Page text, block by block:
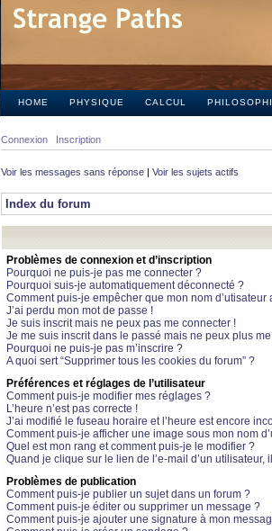
HOME PHYSIQUE CALCUL
Connexion Inscription
Voir les messages sans réponse | Voir les sujets actifs
Index du forum
Problèmes de connexion et d’inscription
Pourquoi ne puis-je pas me connecter ?
Pourquoi suis-je automatiquement déconnecté ?
Comment puis-je empêcher que mon nom
J’ai perdu mon mot de passe !
Je suis inscrit mais ne peux pas me connecter !
Je me suis inscrit dans le passé mais ne peux plus
Pourquoi ne puis-je pas m’inscrire ?
A quoi sert “Supprimer tous les cookies du forum” ?
Préférences et réglages de l’utilisateur
Comment puis-je modifier mes réglages ?
L’heure n’est pas correcte !
J’ai modifié le fuseau horaire et l’heure est encore
Comment puis-je afficher une image sous mon nom
Quel est mon rang et comment puis-je le modifier ?
Quand je clique sur le lien de l’e-mail d’un utilisateur,
Problèmes de publication
Comment puis-je publier un sujet dans un forum ?
Comment puis-je éditer ou supprimer un message ?
Comment puis-je ajouter une signature à mon